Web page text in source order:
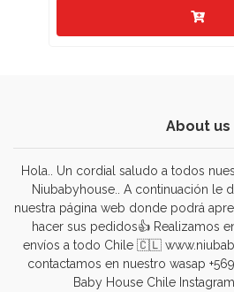
About us
Hola.. Un cordial saludo a todos
Niubabyhouse.. A continuación le
nuestra página web donde podrá
hacer sus pedidos👍 Realizamos
envíos a todo Chile 🇨🇱
contactamos en nuestro wasap
Baby House Chile